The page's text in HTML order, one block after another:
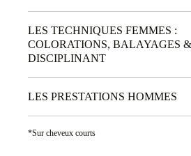
LES TECHNIQUES FEMMES :
COLORATIONS, BALAYAGES
DISCIPLINANT
LES PRESTATIONS HOMMES
*Sur cheveux courts